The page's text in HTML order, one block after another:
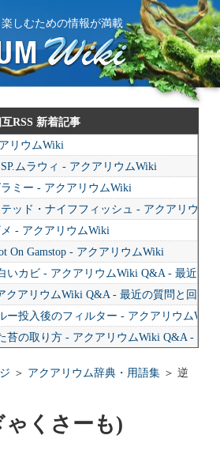
しむための情報が満載
RSS 新着記事
リウムWiki
ムラウィ - アクアリウムWiki
ミー - アクアリウムWiki
ッド・ナイフフィッシュ - アクアリウム
- アクアリウムWiki
On Gamstop - アクアリウムWiki
いカビ - アクアリウムWiki Q&A - 最近の
クアリウムWiki Q&A - 最近の質問と回答
ー投入後のフィルター - アクアリウム
苔の取り方 - アクアリウムWiki Q&A - 最
を産まない貝っていますか？ - アクアリ
＞ アクアリウム辞典・用語集 ＞ 逆
くさーも)